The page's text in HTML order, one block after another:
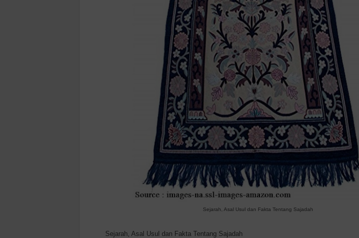
Sejarah, Asal Usul dan Fakta Tentang Sajadah
Sejarah, Asal Usul dan Fakta Tentang Sajadah